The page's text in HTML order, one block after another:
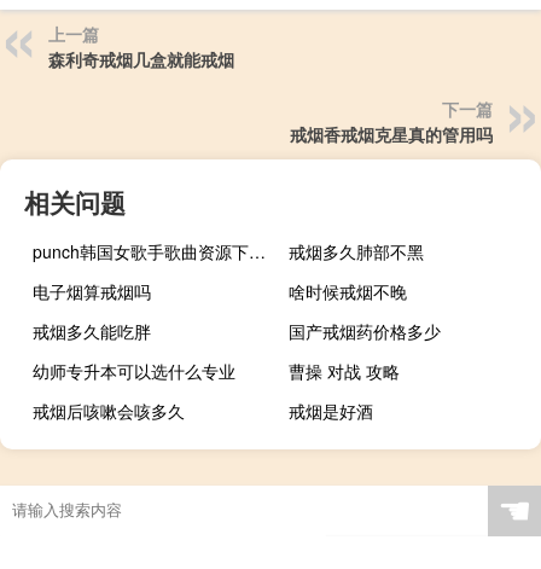
上一篇
森利奇戒烟几盒就能戒烟
下一篇
戒烟香戒烟克星真的管用吗
相关问题
punch韩国女歌手歌曲资源下载（punch韩国女歌手）
戒烟多久肺部不黑
电子烟算戒烟吗
啥时候戒烟不晚
戒烟多久能吃胖
国产戒烟药价格多少
幼师专升本可以选什么专业
曹操 对战 攻略
戒烟后咳嗽会咳多久
戒烟是好酒
☚